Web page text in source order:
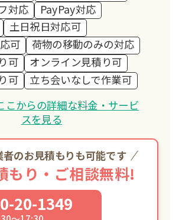
対応
PayPay対応
土日祝日対応可
可
荷物の移動のみの対応
可
オンライン見積り可
可
立ち会いなしで作業可
こからの詳細な料金・サービ
スを見る
者のお見積もりも可能です
もり・ご相談無料!
20-1349